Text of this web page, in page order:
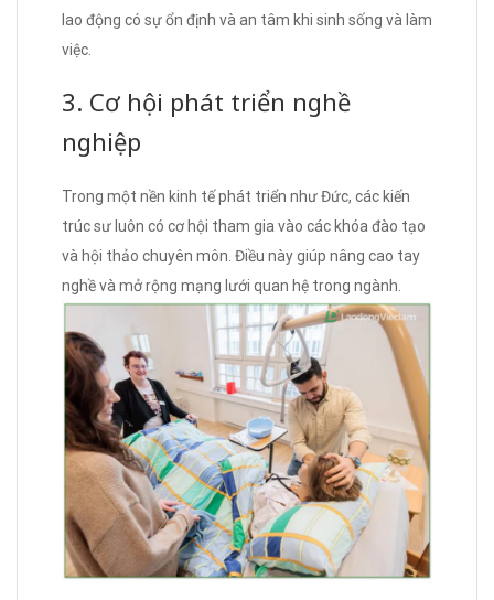
lao động có sự ổn định và an tâm khi sinh sống và làm
việc.
3. Cơ hội phát triển nghề
nghiệp
Trong một nền kinh tế phát triển như Đức, các kiến
trúc sư luôn có cơ hội tham gia vào các khóa đào tạo
và hội thảo chuyên môn. Điều này giúp nâng cao tay
nghề và mở rộng mạng lưới quan hệ trong ngành.